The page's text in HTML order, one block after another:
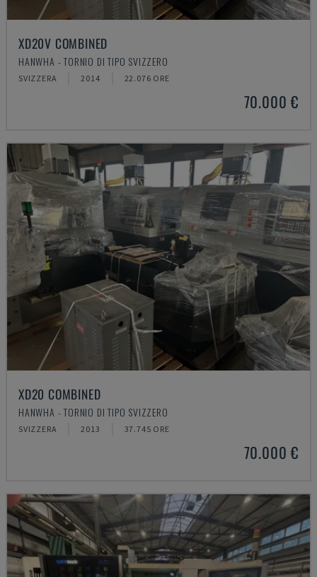
XD20V COMBINED
HANWHA - TORNIO DI TIPO SVIZZERO
SVIZZERA 2014 22.076 ORE
70.000 €
XD20 COMBINED
HANWHA - TORNIO DI TIPO SVIZZERO
SVIZZERA 2013 37.745 ORE
70.000 €